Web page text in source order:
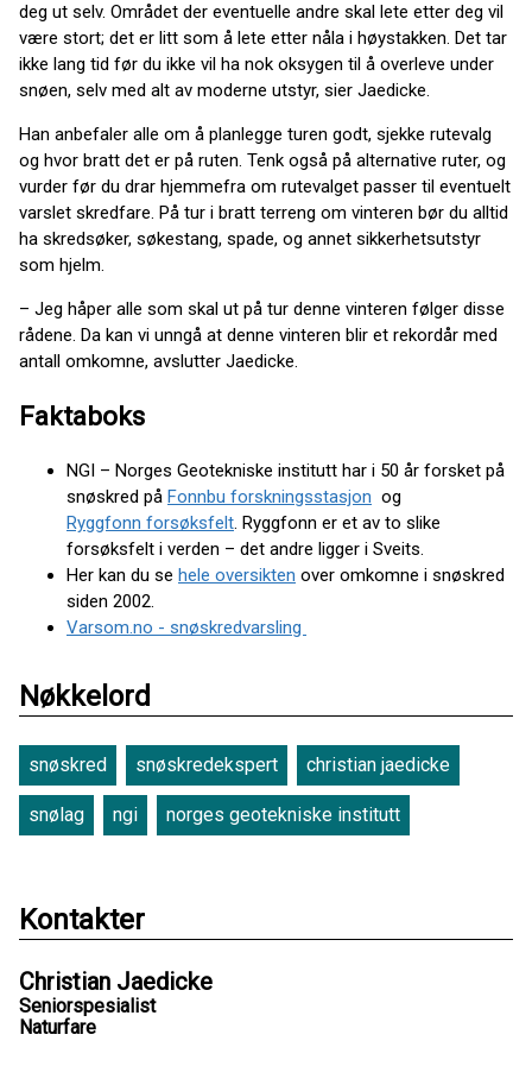
deg ut selv. Området der eventuelle andre skal lete etter deg vil
være stort; det er litt som å lete etter nåla i høystakken. Det tar
ikke lang tid før du ikke vil ha nok oksygen til å overleve under
snøen, selv med alt av moderne utstyr, sier Jaedicke.
Han anbefaler alle om å planlegge turen godt, sjekke rutevalg
og hvor bratt det er på ruten. Tenk også på alternative ruter, og
vurder før du drar hjemmefra om rutevalget passer til eventuelt
varslet skredfare. På tur i bratt terreng om vinteren bør du alltid
ha skredsøker, søkestang, spade, og annet sikkerhetsutstyr
som hjelm.
– Jeg håper alle som skal ut på tur denne vinteren følger disse
rådene. Da kan vi unngå at denne vinteren blir et rekordår med
antall omkomne, avslutter Jaedicke.
Faktaboks
NGI – Norges Geotekniske institutt har i 50 år forsket på
snøskred på Fonnbu forskningsstasjon og
Ryggfonn forsøksfelt. Ryggfonn er et av to slike
forsøksfelt i verden – det andre ligger i Sveits.
Her kan du se hele oversikten over omkomne i snøskred
siden 2002.
Varsom.no - snøskredvarsling
Nøkkelord
snøskred snøskredekspert christian jaedicke
snølag ngi norges geotekniske institutt
Kontakter
Christian Jaedicke
Seniorspesialist
Naturfare